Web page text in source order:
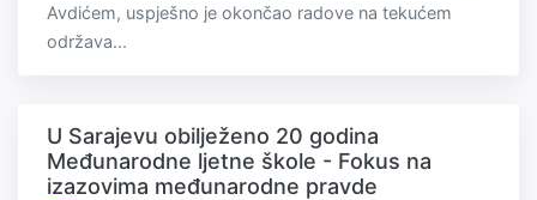
Avdićem, uspješno je okončao radove na tekućem
održava...
U Sarajevu obilježeno 20 godina
Međunarodne ljetne škole - Fokus na
izazovima međunarodne pravde